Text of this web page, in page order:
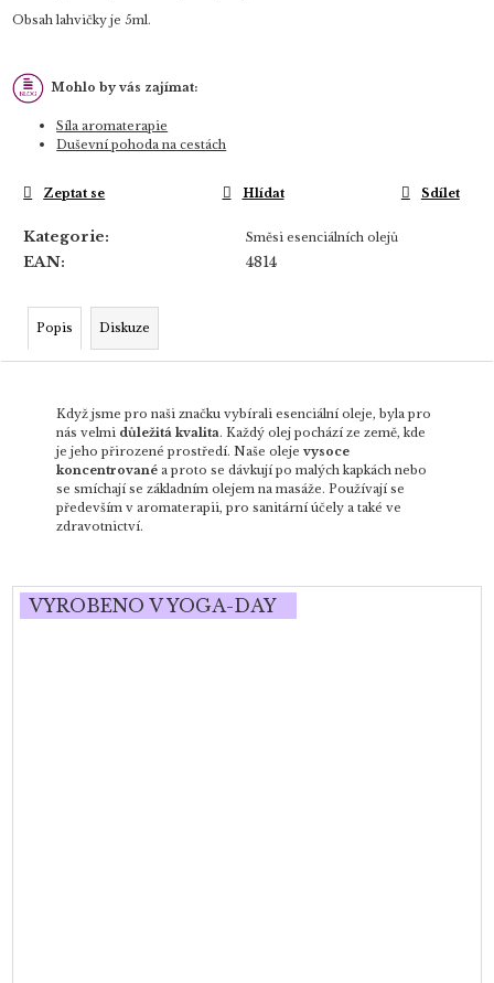
Obsah lahvičky je 5ml.
Mohlo by vás zajímat:
Síla aromaterapie
Duševní pohoda na cestách
Kategorie: Směsi esenciálních olejů
EAN: 4814
Zeptat se Hlídat Sdílet
Popis Diskuze
Když jsme pro naši značku vybírali esenciální oleje, byla pro
nás velmi důležitá kvalita. Každý olej pochází ze země, kde
je jeho přirozené prostředí. Naše olejevysoce
koncentrované a proto se dávkují po malých kapkách nebo
se smíchají se základním olejem na masáže. Používají se
především v aromaterapii, pro sanitární účely a také ve
zdravotnictví.
VYROBENO V YOGA-DAY